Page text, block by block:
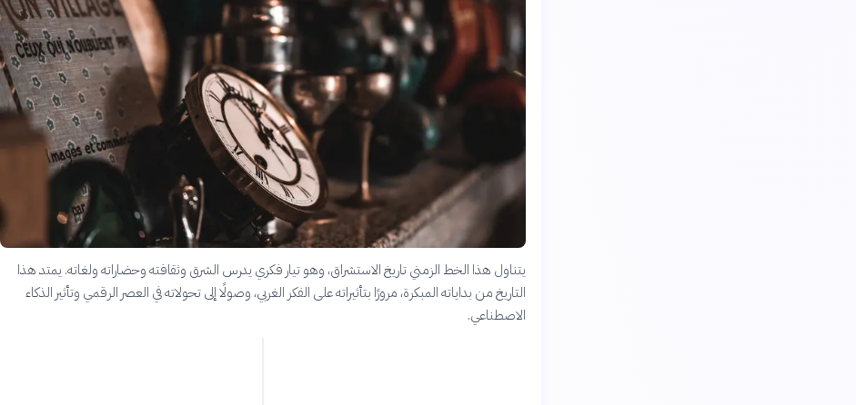
يتناول هذا الخط الزمني تاريخ الاستشراق، وهو تيار فكري يدرس الشرق وثقافته وحضاراته ولغاته. يمتد هذا
التاريخ من بداياته المبكرة، مرورًا بتأثيراته على الفكر الغربي، وصولًا إلى تحولاته في العصر الرقمي وتأثير الذكاء
الاصطناعي.